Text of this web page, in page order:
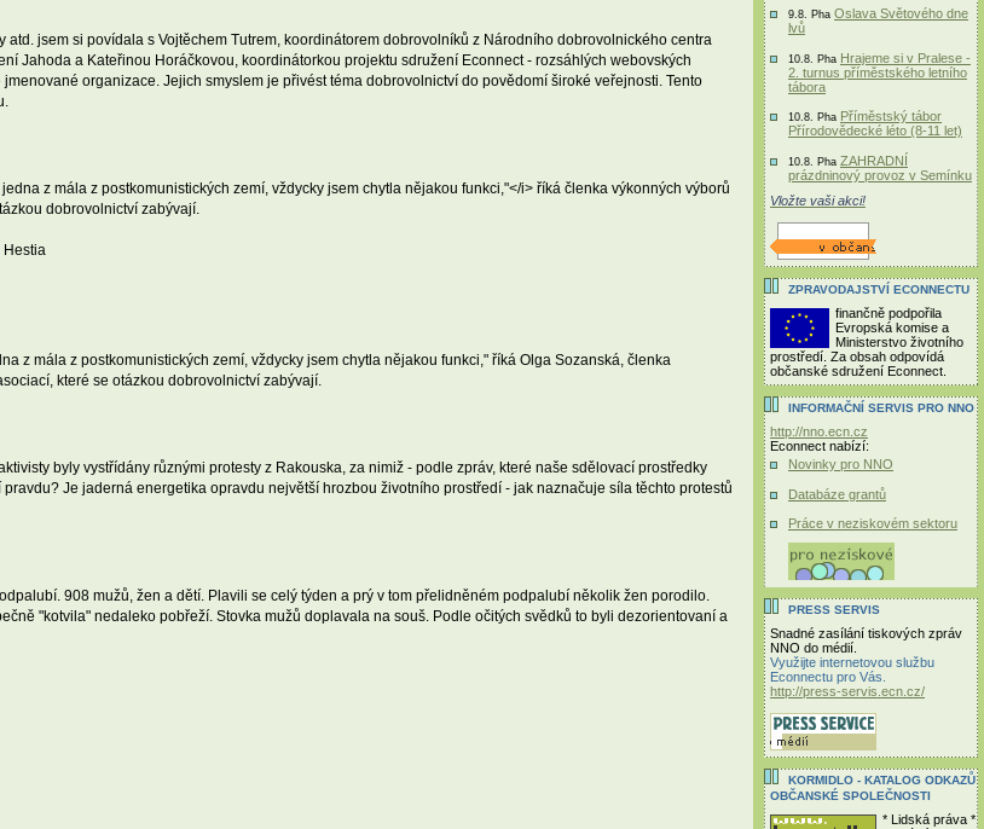
jsem si povídala s Vojtěchem Tutrem, koordinátorem dobrovolníků z Národního dobrovolnického centra
Jahoda a Kateřinou Horáčkovou, koordinátorkou projektu sdružení Econnect - rozsáhlých webovských
organizace. Jejich smyslem je přivést téma dobrovolnictví do povědomí široké veřejnosti. Tento
z mála z postkomunistických zemí, vždycky jsem chytla nějakou funkci,"</i> říká členka výkonných výborů
dobrovolnictví zabývají.
Hestia
z mála z postkomunistických zemí, vždycky jsem chytla nějakou funkci," říká Olga Sozanská, členka
které se otázkou dobrovolnictví zabývají.
byly vystřídány různými protesty z Rakouska, za nimiž - podle zpráv, které naše sdělovací prostředky
Je jaderná energetika opravdu největší hrozbou životního prostředí - jak naznačuje síla těchto protestů
908 mužů, žen a dětí. Plavili se celý týden a prý v tom přelidněném podpalubí několik žen porodilo.
"kotvila" nedaleko pobřeží. Stovka mužů doplavala na souš. Podle očitých svědků to byli dezorientovaní a
9.8. Pha Oslava Světového dne
lvů
10.8. Pha Hrajeme si v Pralese -
2. turnus příměstského letního
tábora
10.8. Pha Příměstský tábor
Přírodovědecké léto (8-11 let)
10.8. Pha ZAHRADNÍ
prázdninový provoz v Semínku
Vložte vaši akci!
ZPRAVODAJSTVÍ ECONNECTU
finančně podpořila
Evropská komise a
Ministerstvo životního
prostředí. Za obsah odpovídá
občanské sdružení Econnect.
INFORMAČNÍ SERVIS PRO NNO
http://nno.ecn.cz
Econnect nabízí:
Novinky pro NNO
Databáze grantů
Práce v neziskovém sektoru
PRESS SERVIS
Snadné zasílání tiskových zpráv
NNO do médií.
Využijte internetovou službu
Econnectu pro Vás.
http://press-servis.ecn.cz/
KORMIDLO - KATALOG ODKAZŮ
OBČANSKÉ SPOLEČNOSTI
* Lidská práva *